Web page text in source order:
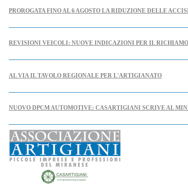
PROROGATA FINO AL 6 AGOSTO LA RIDUZIONE DELLE
REVISIONI VEICOLI: NUOVE INDICAZIONI PER IL
AL VIA IL TAVOLO REGIONALE PER L'ARTIGIANATO
NUOVO DPCM AUTOMOTIVE: CASARTIGIANI SCRIVE AL
IPERAMMORTAMENTO: AL VIA SUL PORTALE GSE LE
NUOVE REGOLE EUROPEE CONTRO FOTO E VIDEO